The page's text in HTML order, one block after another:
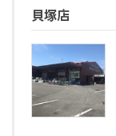
貝塚店